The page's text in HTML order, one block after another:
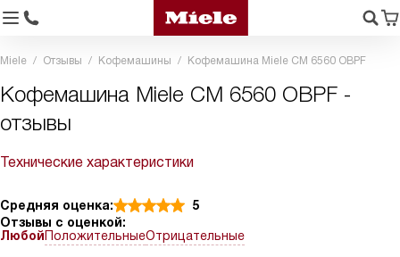
Miele Отзывы Кофемашины Кофемашина Miele CM 6560 OBPF
Кофемашина Miele CM 6560 OBPF -
отзывы
Технические характеристики
Средняя оценка:
5
Отзывы с оценкой:
ЛюбойПоложительныеОтрицательные